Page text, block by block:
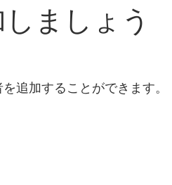
ましょう
追加することができます。